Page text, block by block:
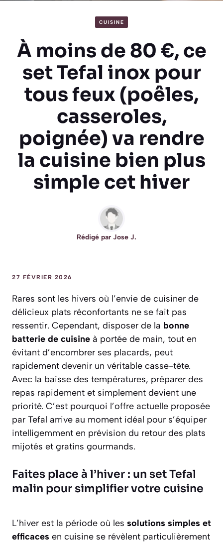
CUISINE
À moins de 80 €, ce
set Tefal inox pour
tous feux (poêles,
casseroles,
poignée) va rendre
la cuisine bien plus
simple cet hiver
Rédigé par Jose J.
27 FÉVRIER 2026
Rares sont les hivers où l’envie de cuisiner de
délicieux plats réconfortants ne se fait pas
ressentir. Cependant, disposer de la bonne
batterie de cuisine à portée de main, tout en
évitant d’encombrer ses placards, peut
rapidement devenir un véritable casse-tête.
Avec la baisse des températures, préparer des
repas rapidement et simplement devient une
priorité. C’est pourquoi l’offre actuelle proposée
par Tefal arrive au moment idéal pour s’équiper
intelligemment en prévision du retour des plats
mijotés et gratins gourmands.
Faites place à l’hiver : un set Tefal
malin pour simplifier votre cuisine
L’hiver est la période où les solutions simples et
efficaces en cuisine se révèlent particulièrement